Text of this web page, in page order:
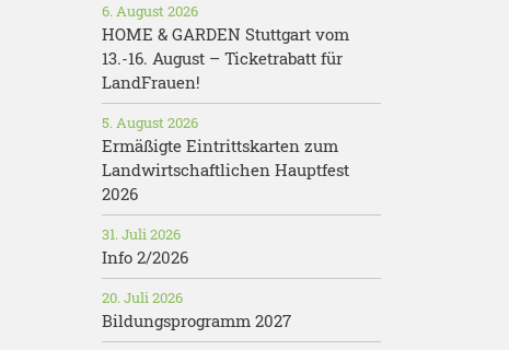
HOME & GARDEN Stuttgart vom
13.-16. August – Ticketrabatt für
LandFrauen!
6. August 2026
Ermäßigte Eintrittskarten zum
Landwirtschaftlichen Hauptfest
2026
5. August 2026
Info 2/2026
31. Juli 2026
Bildungsprogramm 2027
20. Juli 2026